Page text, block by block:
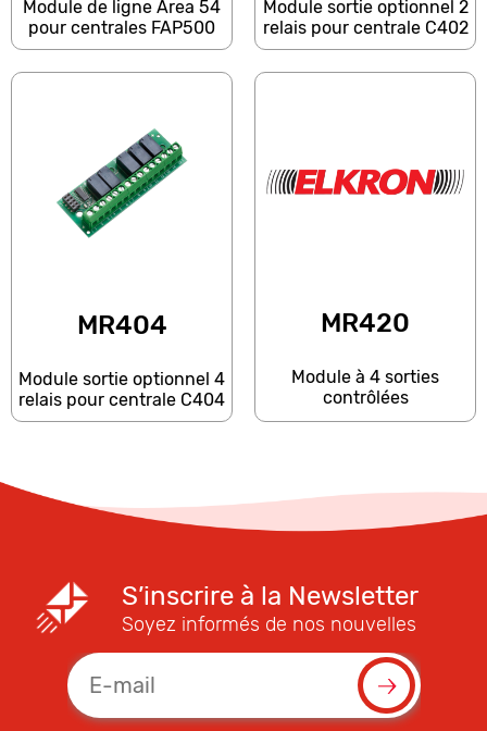
Module de ligne Area 54
pour centrales FAP500
Module sortie optionnel 2
relais pour centrale C402
MR404
Module sortie optionnel 4
relais pour centrale C404
MR420
Module à 4 sorties
contrôlées
S’inscrire à la Newsletter
Soyez informés de nos nouvelles